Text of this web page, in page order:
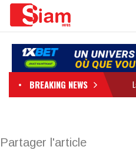
BREAKING NEWS
Partager l'article